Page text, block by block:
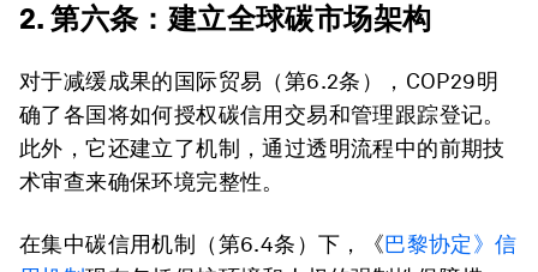
2. 第六条：建立全球碳市场架构
对于减缓成果的国际贸易（第6.2条），COP29明
确了各国将如何授权碳信用交易和管理跟踪登记。
此外，它还建立了机制，通过透明流程中的前期技
术审查来确保环境完整性。
在集中碳信用机制（第6.4条）下，《巴黎协定》信